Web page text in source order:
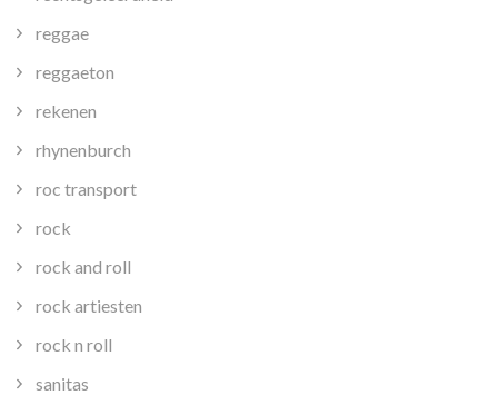
reggae
reggaeton
rekenen
rhynenburch
roc transport
rock
rock and roll
rock artiesten
rock n roll
sanitas